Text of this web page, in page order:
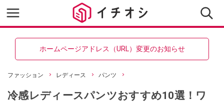
ホームページアドレス（URL）変更のお知らせ
ファッション レディース パンツ
冷感レディースパンツおすすめ10選！ワ